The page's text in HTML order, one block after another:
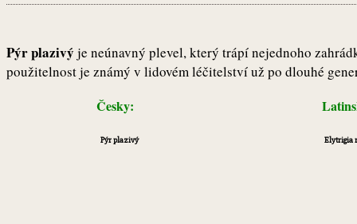
Pýr plazivý je neúnavný plevel, který trápí nejednoho
použitelnost je známý v lidovém léčitelství už po dlouhé
Česky:
Pýr plazivý Elytrigia